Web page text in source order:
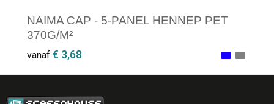
NAIMA CAP - 5-PANEL HENNEP PET
370G/M²
vanaf € 3,68